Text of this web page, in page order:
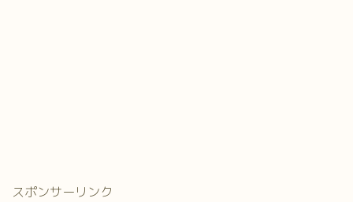
スポンサーリンク